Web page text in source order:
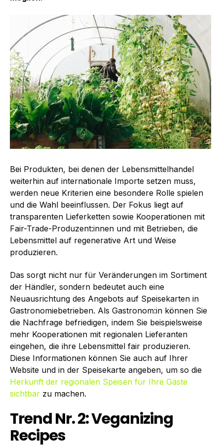
Bei Produkten, bei denen der Lebensmittelhandel
weiterhin auf internationale Importe setzen muss,
werden neue Kriterien eine besondere Rolle spielen
und die Wahl beeinflussen. Der Fokus liegt auf
transparenten Lieferketten sowie Kooperationen mit
Fair-Trade-Produzent:innen und mit Betrieben, die
Lebensmittel auf regenerative Art und Weise
produzieren.
Das sorgt nicht nur für Veränderungen im Sortiment
der Händler, sondern bedeutet auch eine
Neuausrichtung des Angebots auf Speisekarten in
Gastronomiebetrieben. Als Gastronom:in können Sie
die Nachfrage befriedigen, indem Sie beispielsweise
mehr Kooperationen mit regionalen Lieferanten
eingehen, die ihre Lebensmittel fair produzieren.
Diese Informationen können Sie auch auf Ihrer
Website und in der Speisekarte angeben, um so die
Herkunft der regionalen Speisen für Ihre Gäste
sichtbar zu machen.
Trend Nr. 2: Veganizing
Recipes